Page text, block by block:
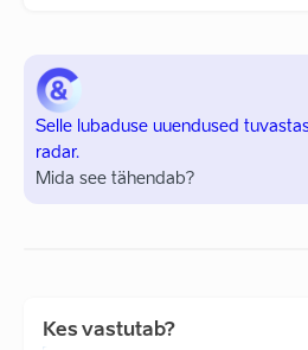
Selle lubaduse uuendused
radar.
Mida see tähendab?
Kes vastutab?